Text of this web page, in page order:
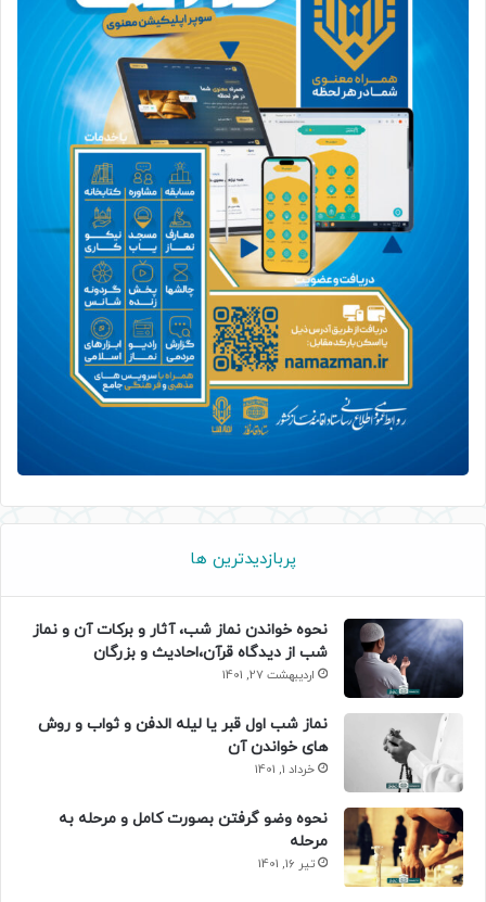
پربازدیدترین ها
نحوه خواندن نماز شب، آثار و برکات آن و نماز
شب از دیدگاه قرآن،احادیث و بزرگان
اردیبهشت 27, 1401
نماز شب اول قبر یا لیله الدفن و ثواب و روش
های خواندن آن
خرداد 1, 1401
نحوه وضو گرفتن بصورت کامل و مرحله به
مرحله
تیر 16, 1401